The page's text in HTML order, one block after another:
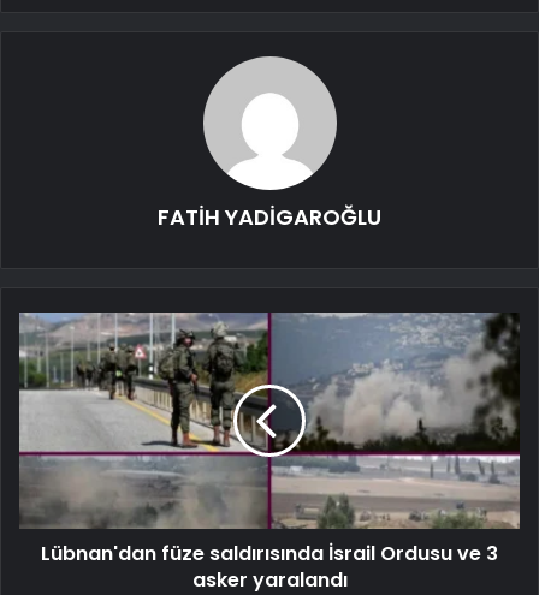
FATİH YADİGAROĞLU
Lübnan'dan füze saldırısında İsrail Ordusu ve 3
asker yaralandı